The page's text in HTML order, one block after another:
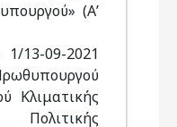
(Α’
13-09-2021
Κλιματικής